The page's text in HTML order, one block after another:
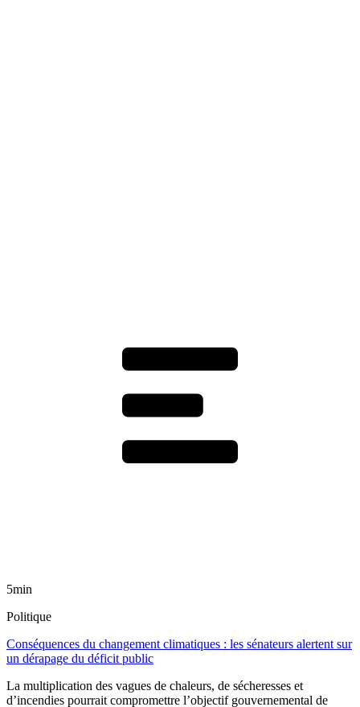
5min
Politique
Conséquences du changement climatiques : les sénateurs alertent sur
un dérapage du déficit public
La multiplication des vagues de chaleurs, de sécheresses et
d’incendies pourrait compromettre l’objectif gouvernemental de